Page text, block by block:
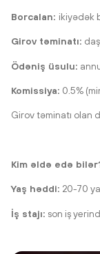
Borcalan: ikiyədək
Girov təminatı:
Ödəniş üsulu:
Komissiya: 0.5%
Girov təminatı olan
Kim əldə edə
Yaş həddi: 20-70
İş stajı: son iş